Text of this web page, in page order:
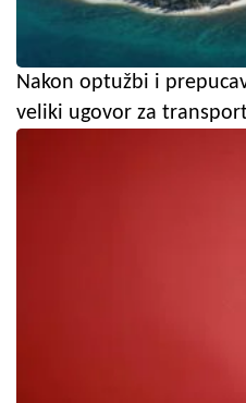
Nakon optužbi i
veliki ugovor za